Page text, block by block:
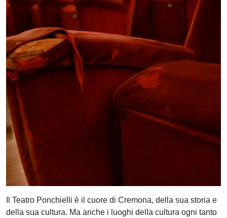
CERCA
Il Teatro Ponchielli è il cuore di Cremona, della sua storia e
della sua cultura. Ma anche i luoghi della cultura ogni tanto